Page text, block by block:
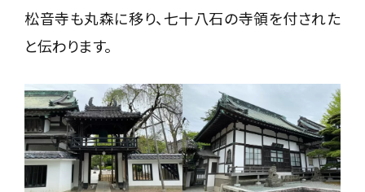
松音寺も丸森に移り、七十八石の寺領を付された
と伝わります。